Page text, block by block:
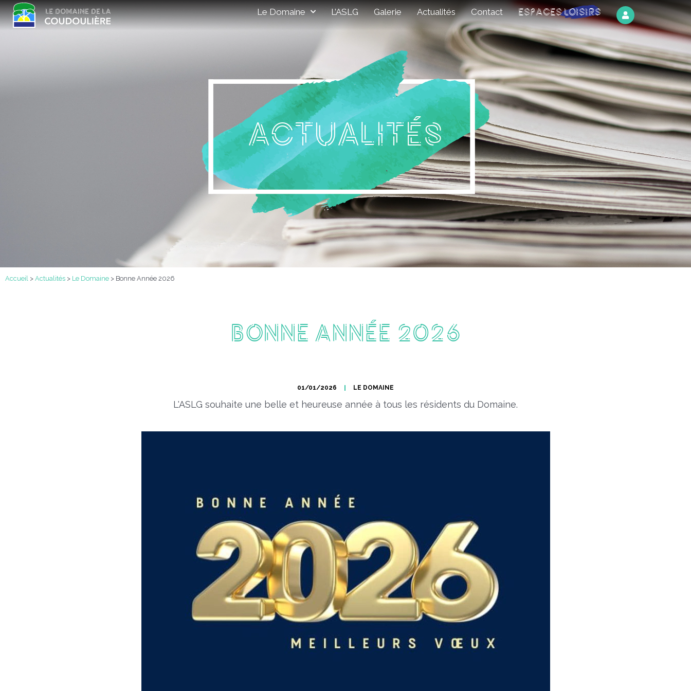
Le Domaine L’ASLG Galerie Actualités Contact Espaces Loisirs
ACTUALITÉS
Accueil > Actualités > Le Domaine > Bonne Année 2026
Bonne Année 2026
01/01/2026 LE DOMAINE
L'ASLG souhaite une belle et heureuse année à tous les résidents du Domaine.